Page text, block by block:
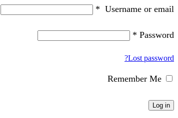
Username or email
*
Password
*
Lost password?
Remember Me
Log in